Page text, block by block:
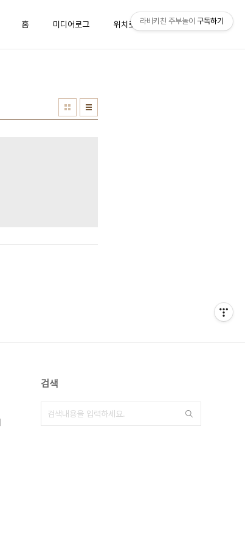
홈 미디어로그 위치로그 방명록
검색
라비키친 주부놀이 구독하기